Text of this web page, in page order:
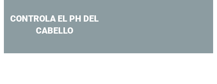
CONTROLA EL PH DEL
CABELLO